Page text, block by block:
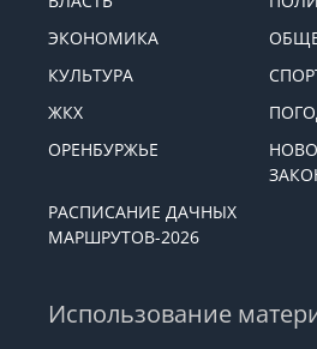
ЭКОНОМИКА
КУЛЬТУРА
ЖКХ
ОРЕНБУРЖЬЕ
РАСПИСАНИЕ ДАЧНЫХ
МАРШРУТОВ-2026
Использование